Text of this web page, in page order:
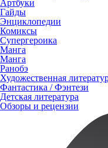
Артбуки
Гайды
Энциклопедии
Комиксы
Супергероика
Манга
Манга
Ранобэ
Художественная
Фантастика / Фэнтези
Детская литература
Обзоры и рецензии